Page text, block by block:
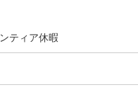
ィア休暇